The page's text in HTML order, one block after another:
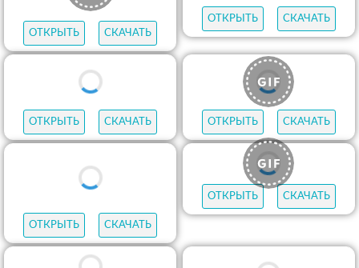
ОТКРЫТЬ СКАЧАТЬ ОТКРЫТЬ СКАЧАТЬ
ОТКРЫТЬ СКАЧАТЬ